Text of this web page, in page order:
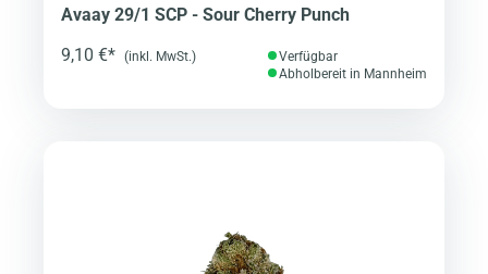
Avaay 29/1 SCP - Sour Cherry Punch
9,10 €* (inkl. MwSt.)
Verfügbar
Abholbereit in Mannheim